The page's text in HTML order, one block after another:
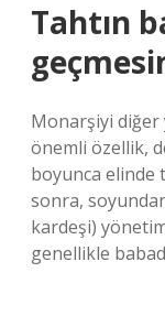
Tahtın
Monarşiyi diğer
önemli özellik,
boyunca elinde
sonra,
kardeşi)
genellikle